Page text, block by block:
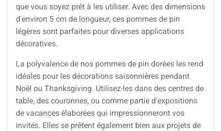
que vous soyez prêt à les utiliser. Avec des dimensions
d'environ 5 cm de longueur, ces pommes de pin
légères sont parfaites pour diverses applications
décoratives.
La polyvalence de nos pommes de pin dorées les rend
idéales pour les décorations saisonnières pendant
Noël ou Thanksgiving. Utilisez-les dans des centres de
table, des couronnes, ou comme partie d'expositions
de vacances élaborées qui impressionneront vos
invités. Elles se prêtent également bien aux projets de